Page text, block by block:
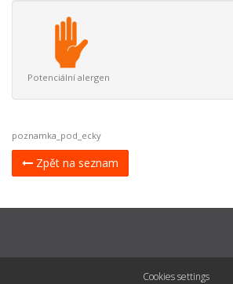
Potenciální alergen
poznamka_pod_ecky
Zpět na seznam
Cookies settings